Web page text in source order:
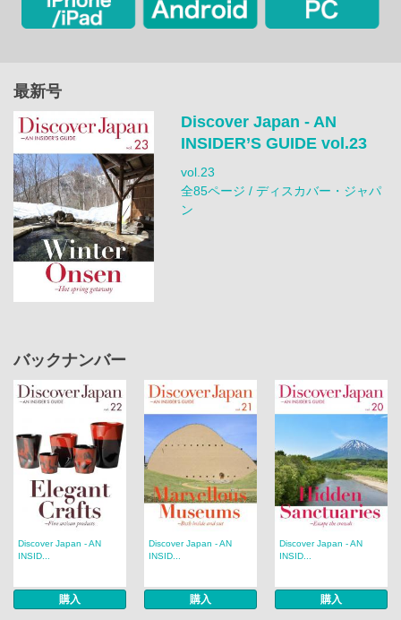
最新号
Discover Japan - AN
INSIDER’S GUIDE vol.23
vol.23
全85ページ / ディスカバー・ジャパ
ン
バックナンバー
Discover Japan - AN
INSID...
購入
Discover Japan - AN
INSID...
購入
Discover Japan - AN
INSID...
購入